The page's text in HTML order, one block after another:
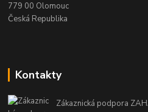
779 00 Olomouc
Česká Republika
Kontakty
Zákaznická podpora